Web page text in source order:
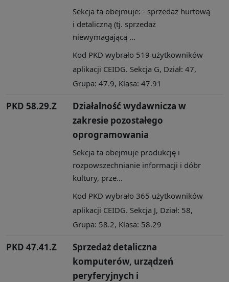
Sekcja ta obejmuje: - sprzedaż hurtową
i detaliczną (tj. sprzedaż
niewymagającą ...
Kod PKD wybrało 519 użytkowników
aplikacji CEIDG. Sekcja G, Dział: 47,
Grupa: 47.9, Klasa: 47.91
PKD 58.29.Z
Działalność wydawnicza w
zakresie pozostałego
oprogramowania
Sekcja ta obejmuje produkcję i
rozpowszechnianie informacji i dóbr
kultury, prze...
Kod PKD wybrało 365 użytkowników
aplikacji CEIDG. Sekcja J, Dział: 58,
Grupa: 58.2, Klasa: 58.29
PKD 47.41.Z
Sprzedaż detaliczna
komputerów, urządzeń
peryferyjnych i